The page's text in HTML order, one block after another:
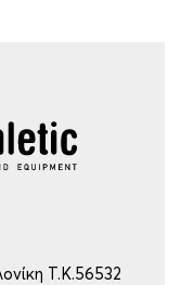
Τ.Κ.56532